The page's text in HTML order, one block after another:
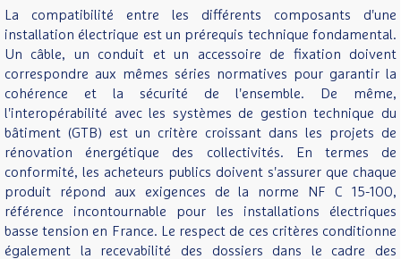
La compatibilité entre les différents composants d'une
installation électrique est un prérequis technique fondamental.
Un câble, un conduit et un accessoire de fixation doivent
correspondre aux mêmes séries normatives pour garantir la
cohérence et la sécurité de l'ensemble. De même,
l'interopérabilité avec les systèmes de gestion technique du
bâtiment (GTB) est un critère croissant dans les projets de
rénovation énergétique des collectivités. En termes de
conformité, les acheteurs publics doivent s'assurer que chaque
produit répond aux exigences de la norme NF C 15-100,
référence incontournable pour les installations électriques
basse tension en France. Le respect de ces critères conditionne
également la recevabilité des dossiers dans le cadre des